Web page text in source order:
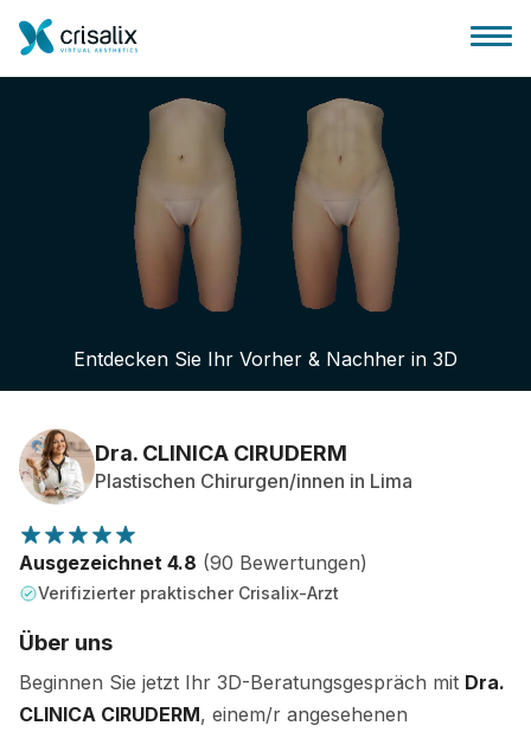
Startseite für Chirurgen
3D-Business-Plattform
Pläne
Bewertungen von Patienten
Entdecken Sie Ihr Vorher & Nachher in 3D
Dra. CLINICA CIRUDERM
Plastischen Chirurgen/innen in Lima
Ausgezeichnet 4.8 (90 Bewertungen)
Verifizierter praktischer Crisalix-Arzt
Über uns
Beginnen Sie jetzt Ihr 3D-Beratungsgespräch mit Dra.
CLINICA CIRUDERM, einem/r angesehenen